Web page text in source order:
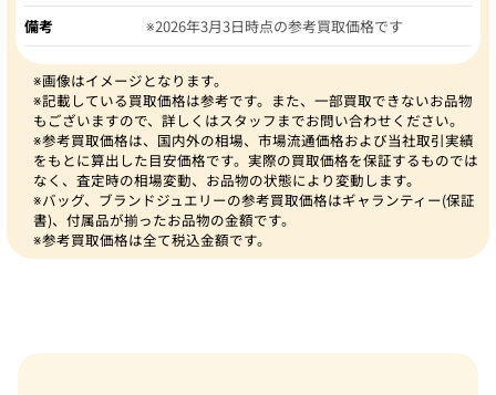
備考 ※2026年3月3日時点の参考買取価格です
※画像はイメージとなります。
※記載している買取価格は参考です。また、一部買取できないお品物
もございますので、詳しくはスタッフまでお問い合わせください。
※参考買取価格は、国内外の相場、市場流通価格および当社取引実績
をもとに算出した目安価格です。実際の買取価格を保証するものでは
なく、査定時の相場変動、お品物の状態により変動します。
※バッグ、ブランドジュエリーの参考買取価格はギャランティー(保証
書)、付属品が揃ったお品物の金額です。
※参考買取価格は全て税込金額です。